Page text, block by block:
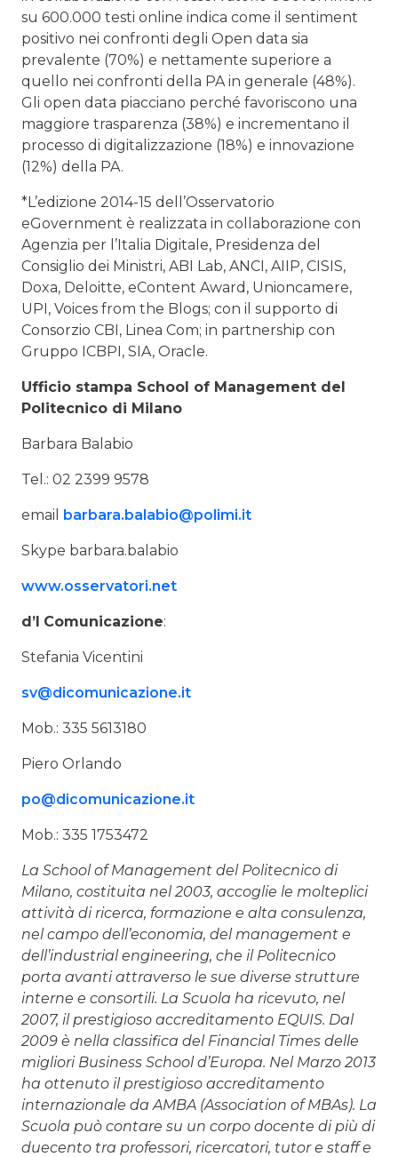
su 600.000 testi online indica come il sentiment
positivo nei confronti degli Open data sia
prevalente (70%) e nettamente superiore a
quello nei confronti della PA in generale (48%).
Gli open data piacciano perché favoriscono una
maggiore trasparenza (38%) e incrementano il
processo di digitalizzazione (18%) e innovazione
(12%) della PA.
*L’edizione 2014-15 dell’Osservatorio
eGovernment è realizzata in collaborazione con
Agenzia per l’Italia Digitale, Presidenza del
Consiglio dei Ministri, ABI Lab, ANCI, AIIP, CISIS,
Doxa, Deloitte, eContent Award, Unioncamere,
UPI, Voices from the Blogs; con il supporto di
Consorzio CBI, Linea Com; in partnership con
Gruppo ICBPI, SIA, Oracle.
Ufficio stampa School of Management del
Politecnico di Milano
Barbara Balabio
Tel.: 02 2399 9578
email barbara.balabio@polimi.it
Skype barbara.balabio
www.osservatori.net
d’I Comunicazione:
Stefania Vicentini
sv@dicomunicazione.it
Mob.: 335 5613180
Piero Orlando
po@dicomunicazione.it
Mob.: 335 1753472
La School of Management del Politecnico di
Milano, costituita nel 2003, accoglie le molteplici
attività di ricerca, formazione e alta consulenza,
nel campo dell’economia, del management e
dell’industrial engineering, che il Politecnico
porta avanti attraverso le sue diverse strutture
interne e consortili. La Scuola ha ricevuto, nel
2007, il prestigioso accreditamento EQUIS. Dal
2009 è nella classifica del Financial Times delle
migliori Business School d’Europa. Nel Marzo 2013
ha ottenuto il prestigioso accreditamento
internazionale da AMBA (Association of MBAs). La
Scuola può contare su un corpo docente di più di
duecento tra professori, ricercatori, tutor e staff e